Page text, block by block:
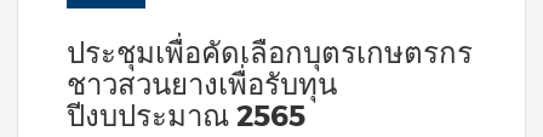
ประชุมเพื่อคัดเลือกบุตรเกษตรกร
ชาวสวนยางเพื่อรับทุน
ปีงบประมาณ 2565